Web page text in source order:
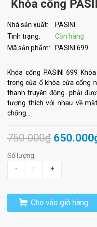
Khóa cổng
Nhà sản xuất:
PASINI
Tình trạng:
Còn hàng
Mã sản phẩm:
PASINI 699
Khóa cổng PASINI 699
trong của ổ khóa cửa cổng
thanh truyền động...phải
tương thích với nhau về
chống...
750.000₫
Số lượng:
-
+
Cho vào giỏ hàng